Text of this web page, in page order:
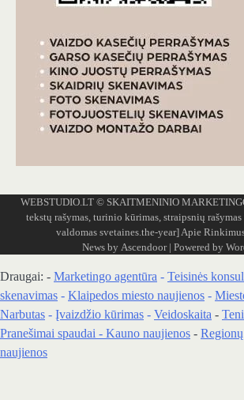
WEBSTUDIO.LT © SKAITMENINIO
tekstų rašymas, turinio kūrimas, straipsnių
valdomas svetaines.the-year]Apie
News by Ascendoor| Powered by
Draugai: - Marketingo agentūra - Teisinės
skenavimas - Klaipedos miesto naujienos -
Narbutas - Įvaizdžio kūrimas - Veidoskaita -
Pranešimai spaudai - Kauno naujienos -
naujienos